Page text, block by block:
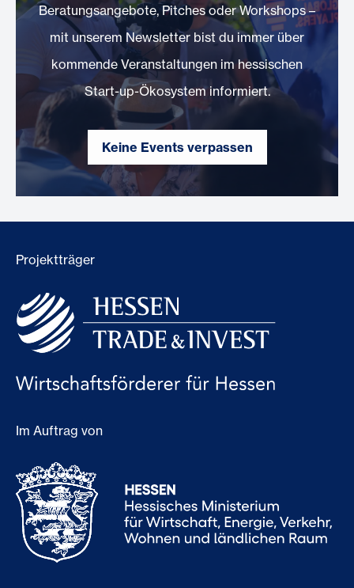
Beratungsangebote, Pitches oder Workshops –
mit unserem Newsletter bist du immer über
kommende Veranstaltungen im hessischen
Start-up-Ökosystem informiert.
Keine Events verpassen
Projektträger
Im Auftrag von